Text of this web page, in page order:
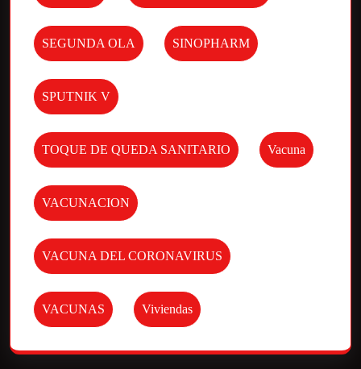
SEGUNDA OLA SINOPHARM
SPUTNIK V
TOQUE DE QUEDA SANITARIO Vacuna
VACUNACION
VACUNA DEL CORONAVIRUS
VACUNAS Viviendas